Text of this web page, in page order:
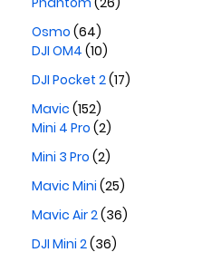
Osmo (64)
DJI OM4 (10)
DJI Pocket 2(17)
Mavic (152)
Mini 4 Pro (2)
Mini 3 Pro (2)
Mavic Mini (25)
Mavic Air 2(36)
DJI Mini 2(36)